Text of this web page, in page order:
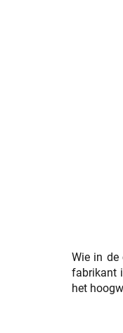
Wie in de
fabrikant
het